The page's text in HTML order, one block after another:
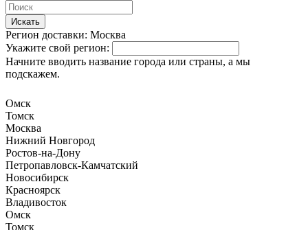
Искать
Регион доставки: Москва
Укажите свой регион:
Начните вводить название города или страны, а мы
подскажем.
Омск
Томск
Москва
Нижний Новгород
Ростов-на-Дону
Петропавловск-Камчатский
Новосибирск
Красноярск
Владивосток
Омск
Томск